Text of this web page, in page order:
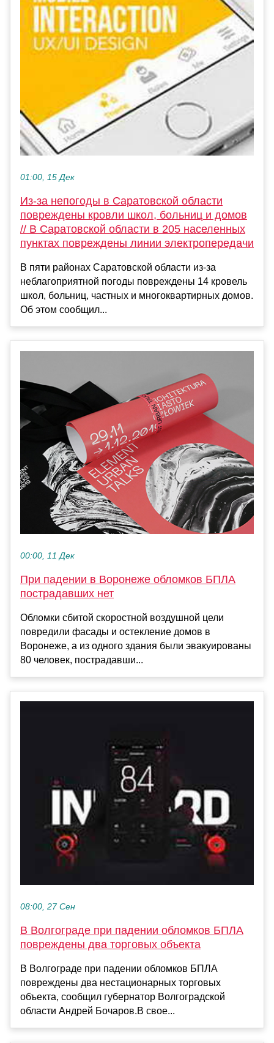
01:00, 15 Дек
Из-за непогоды в Саратовской области
повреждены кровли школ, больниц и домов
// В Саратовской области в 205 населенных
пунктах повреждены линии электропередачи
В пяти районах Саратовской области из-за
неблагоприятной погоды повреждены 14 кровель
школ, больниц, частных и многоквартирных домов.
Об этом сообщил...
00:00, 11 Дек
При падении в Воронеже обломков БПЛА
пострадавших нет
Обломки сбитой скоростной воздушной цели
повредили фасады и остекление домов в
Воронеже, а из одного здания были эвакуированы
80 человек, пострадавши...
08:00, 27 Сен
В Волгограде при падении обломков БПЛА
повреждены два торговых объекта
В Волгограде при падении обломков БПЛА
повреждены два нестационарных торговых
объекта, сообщил губернатор Волгоградской
области Андрей Бочаров.В свое...